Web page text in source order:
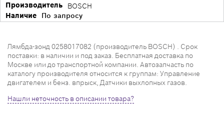
Производитель BOSCH
Наличие По запросу
Лямбда-зонд 0258017082 (производитель BOSCH) . Срок
поставки: в наличии и под заказ. Бесплатная доставка по
Москве или до транспортной компании. Автозапчасть по
каталогу производителя относится к группам: Управление
двигателем и бенз. впрыск, Датчики выхлопных газов.
Нашли неточность в описании товара?